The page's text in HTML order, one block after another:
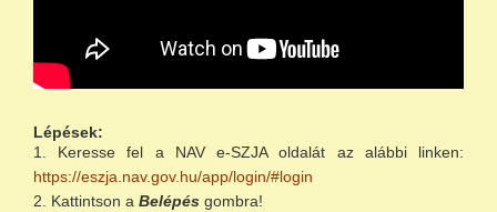
Lépések:
Keresse fel a NAV e-SZJA oldalát az alábbi linken:
https://eszja.nav.gov.hu/app/login/#login
Kattintson a Belépés gombra!